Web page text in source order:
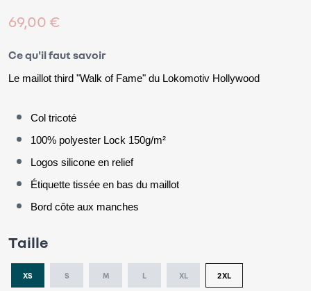
69,00 €
Ce qu'il faut savoir
Le maillot third "Walk of Fame" du Lokomotiv Hollywood
Col tricoté
100% polyester Lock 150g/m²
Logos silicone en relief
Étiquette tissée en bas du maillot
Bord côte aux manches
Taille
XS S M L XL 2XL